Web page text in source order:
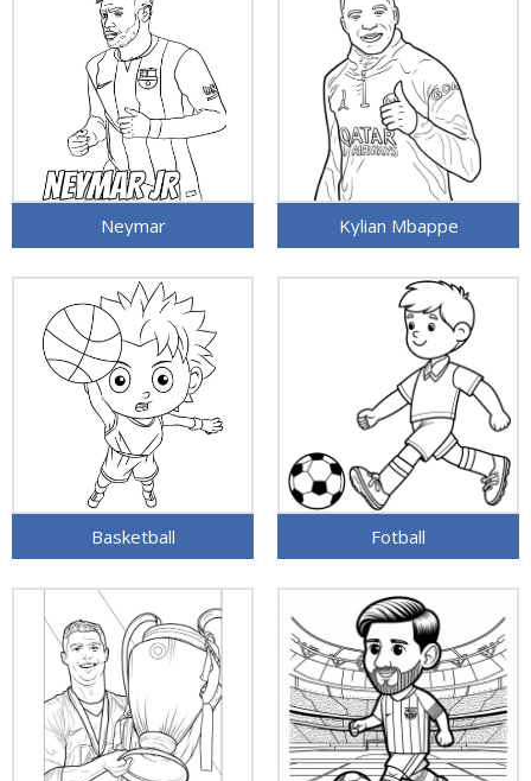
Neymar Kylian Mbappe
Basketball Fotball